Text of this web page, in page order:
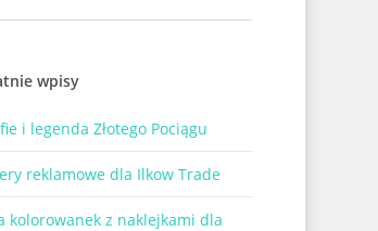
wpisy
i legenda Złotego Pociągu
reklamowe dla Ilkow Trade
kolorowanek z naklejkami dla